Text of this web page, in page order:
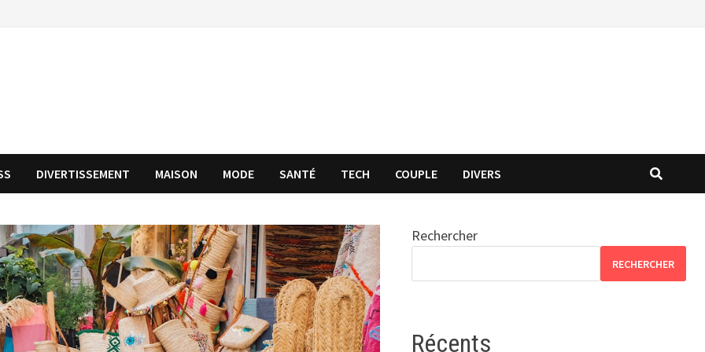
DIVERTISSEMENT MAISON MODE SANTÉ TECH COUPLE DIVERS
Rechercher
RECHERCHER
Récents